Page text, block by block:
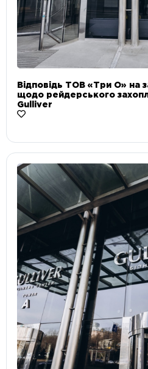
Відповідь ТОВ «Три О» на
щодо рейдерського
Gulliver